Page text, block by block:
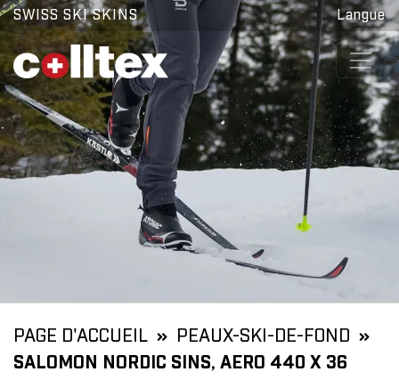
SWISS SKI SKINS Langue
PAGE D'ACCUEIL
PEAUX-SKI-DE-FOND
SALOMON NORDIC SINS, AERO 440 X 36